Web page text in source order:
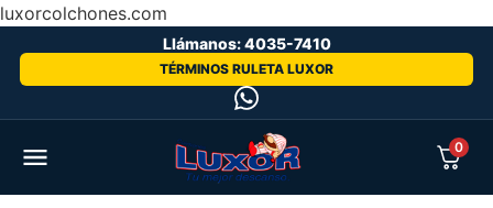
luxorcolchones.com
Llámanos: 4035-7410
TÉRMINOS RULETA LUXOR
0